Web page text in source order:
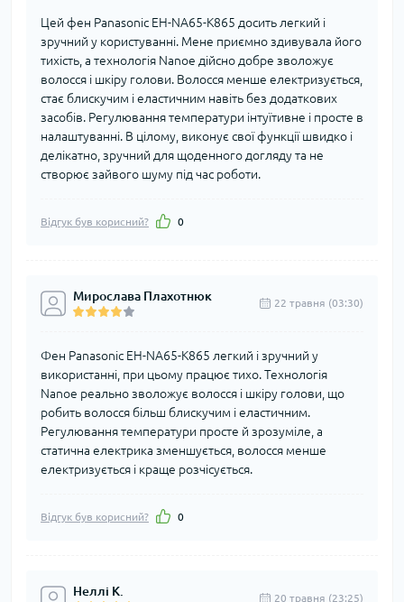
Цей фен Panasonic EH-NA65-K865 досить легкий і
зручний у користуванні. Мене приємно здивувала його
тихість, а технологія Nanoe дійсно добре зволожує
волосся і шкіру голови. Волосся менше електризується,
стає блискучим і еластичним навіть без додаткових
засобів. Регулювання температури інтуїтивне і просте в
налаштуванні. В цілому, виконує свої функції швидко і
делікатно, зручний для щоденного догляду та не
створює зайвого шуму під час роботи.
Відгук був корисний? 0
Мирослава Плахотнюк 22 травня (03:30)
Фен Panasonic EH-NA65-K865 легкий і зручний у
використанні, при цьому працює тихо. Технологія
Nanoe реально зволожує волосся і шкіру голови, що
робить волосся більш блискучим і еластичним.
Регулювання температури просте й зрозуміле, а
статична електрика зменшується, волосся менше
електризується і краще розчісується.
Відгук був корисний? 0
Неллі К. 20 травня (23:25)